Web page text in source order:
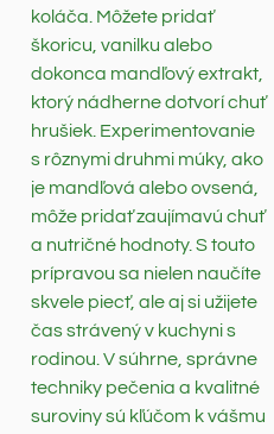
koláča. Môžete pridať
škoricu, vanilku alebo
dokonca mandľový extrakt,
ktorý nádherne dotvorí chuť
hrušiek. Experimentovanie
s rôznymi druhmi múky, ako
je mandľová alebo ovsená,
môže pridať zaujímavú chuť
a nutričné hodnoty. S touto
prípravou sa nielen naučíte
skvele piecť, ale aj si užijete
čas strávený v kuchyni s
rodinou. V súhrne, správne
techniky pečenia a kvalitné
suroviny sú kľúčom k vášmu